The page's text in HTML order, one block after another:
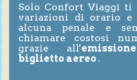
Solo Confort Viaggi ti
variazioni di orario e
alcuna penale e
chiamare costosi
grazie all'
biglietto aereo .